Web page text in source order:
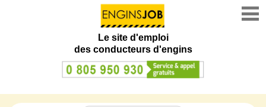
Le site d'emploi
des conducteurs d'engins